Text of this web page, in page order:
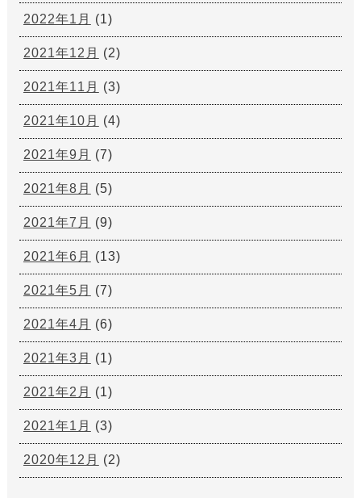
2022年1月 (1)
2021年12月 (2)
2021年11月 (3)
2021年10月 (4)
2021年9月 (7)
2021年8月 (5)
2021年7月 (9)
2021年6月 (13)
2021年5月 (7)
2021年4月 (6)
2021年3月 (1)
2021年2月 (1)
2021年1月 (3)
2020年12月 (2)